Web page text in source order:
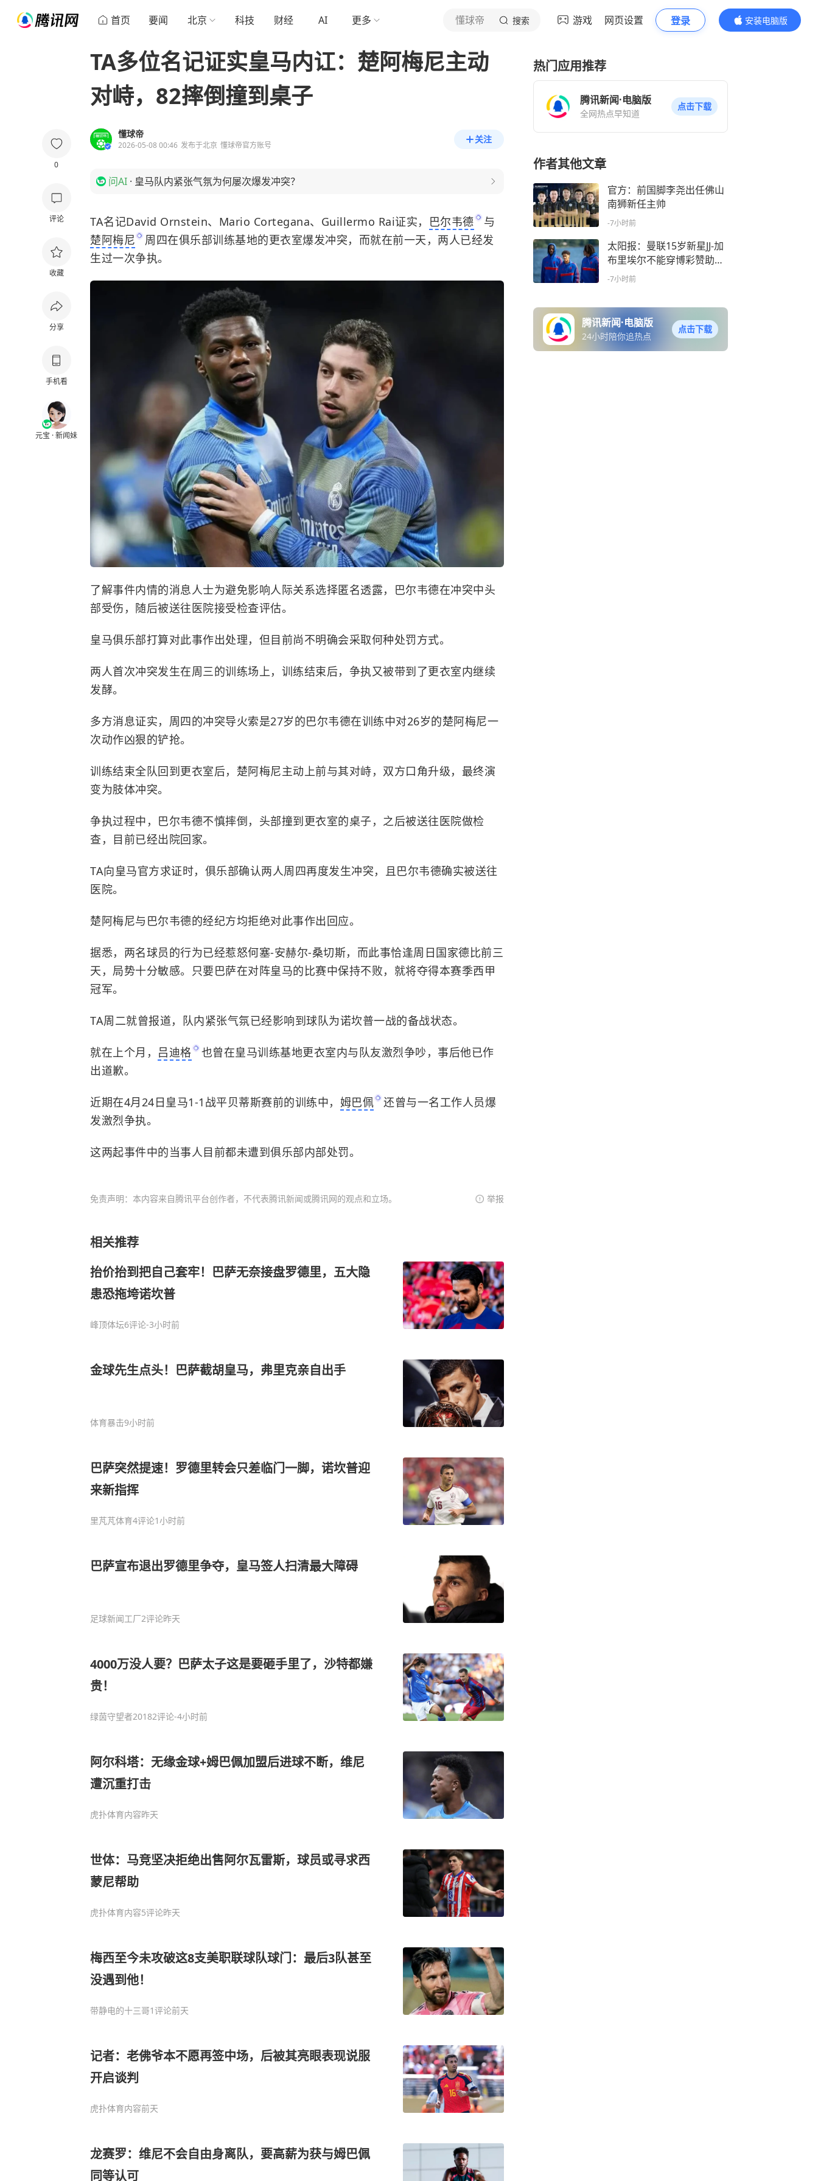
首页 要闻 北京 科技 财经 AI 更多 懂球帝 搜索 游戏 网页设置 登录
安装电脑版
内容更精彩
0
评论
收藏
分享
手机看
元宝 · 新闻妹
TA多位名记证实皇马内讧：楚阿梅尼主动
对峙，82摔倒撞到桌子
懂球帝
2026-05-08 00:46 发布于北京 懂球帝官方账号
关注
问AI · 皇马队内紧张气氛为何屡次爆发冲突？
TA名记David Ornstein、Mario Cortegana、Guillermo Rai证实， 巴尔韦德
与
楚阿梅尼
周四在俱乐部训练基地的更衣室爆发冲突，而就在前一天，两人已经发
生过一次争执。
了解事件内情的消息人士为避免影响人际关系选择匿名透露，巴尔韦德在冲突中头
部受伤，随后被送往医院接受检查评估。
皇马俱乐部打算对此事作出处理，但目前尚不明确会采取何种处罚方式。
两人首次冲突发生在周三的训练场上，训练结束后，争执又被带到了更衣室内继续
发酵。
多方消息证实，周四的冲突导火索是27岁的巴尔韦德在训练中对26岁的楚阿梅尼一
次动作凶狠的铲抢。
训练结束全队回到更衣室后，楚阿梅尼主动上前与其对峙，双方口角升级，最终演
变为肢体冲突。
争执过程中，巴尔韦德不慎摔倒，头部撞到更衣室的桌子，之后被送往医院做检
查，目前已经出院回家。
TA向皇马官方求证时，俱乐部确认两人周四再度发生冲突，且巴尔韦德确实被送往
医院。
楚阿梅尼与巴尔韦德的经纪方均拒绝对此事作出回应。
据悉，两名球员的行为已经惹怒何塞-安赫尔-桑切斯，而此事恰逢周日国家德比前三
天，局势十分敏感。只要巴萨在对阵皇马的比赛中保持不败，就将夺得本赛季西甲
冠军。
TA周二就曾报道，队内紧张气氛已经影响到球队为诺坎普一战的备战状态。
就在上个月， 吕迪格
也曾在皇马训练基地更衣室内与队友激烈争吵，事后他已作
出道歉。
近期在4月24日皇马1-1战平贝蒂斯赛前的训练中， 姆巴佩
还曾与一名工作人员爆
发激烈争执。
这两起事件中的当事人目前都未遭到俱乐部内部处罚。
免责声明：本内容来自腾讯平台创作者，不代表腾讯新闻或腾讯网的观点和立场。 举报
相关推荐
抬价抬到把自己套牢！巴萨无奈接盘罗德里，五大隐
患恐拖垮诺坎普
峰顶体坛6评论-3小时前
金球先生点头！巴萨截胡皇马，弗里克亲自出手
体育暴击9小时前
巴萨突然提速！罗德里转会只差临门一脚，诺坎普迎
来新指挥
里芃芃体育4评论1小时前
巴萨宣布退出罗德里争夺，皇马签人扫清最大障碍
足球新闻工厂2评论昨天
4000万没人要？巴萨太子这是要砸手里了，沙特都嫌
贵！
绿茵守望者20182评论-4小时前
阿尔科塔：无缘金球+姆巴佩加盟后进球不断，维尼
遭沉重打击
虎扑体育内容昨天
世体：马竞坚决拒绝出售阿尔瓦雷斯，球员或寻求西
蒙尼帮助
虎扑体育内容5评论昨天
梅西至今未攻破这8支美职联球队球门：最后3队甚至
没遇到他！
带静电的十三哥1评论前天
记者：老佛爷本不愿再签中场，后被其亮眼表现说服
开启谈判
虎扑体育内容前天
龙赛罗：维尼不会自由身离队，要高薪为获与姆巴佩
同等认可
热门应用推荐
腾讯新闻·电脑版
全网热点早知道
点击下载
作者其他文章
官方：前国脚李尧出任佛山
南狮新任主帅
-7小时前
太阳报：曼联15岁新星JJ-加
布里埃尔不能穿博彩赞助训
练服
-7小时前
腾讯新闻·电脑版
24小时陪你追热点
点击下载